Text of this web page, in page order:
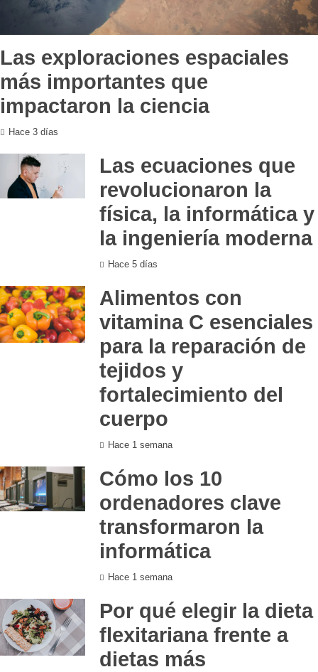
Las exploraciones espaciales
más importantes que
impactaron la ciencia
Hace 3 días
Las ecuaciones que
revolucionaron la
física, la informática y
la ingeniería moderna
Hace 5 días
Alimentos con
vitamina C esenciales
para la reparación de
tejidos y
fortalecimiento del
cuerpo
Hace 1 semana
Cómo los 10
ordenadores clave
transformaron la
informática
Hace 1 semana
Por qué elegir la dieta
flexitariana frente a
dietas más